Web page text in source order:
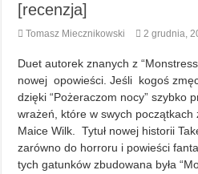
[recenzja]
Tomasz Miecznikowski 2 grudnia,
Duet autorek znanych z
nowej opowieści. Jeśli kogoś
dzięki “Pożeraczom nocy” szybko
wrażeń, które w swych początkach
Maice Wilk. Tytuł nowej historii
zarówno do horroru i powieści
tych gatunków zbudowana była